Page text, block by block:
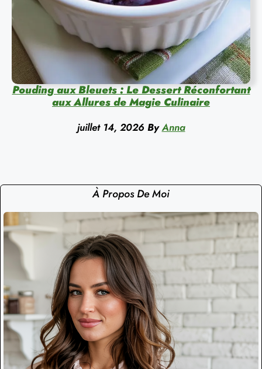
Pouding aux Bleuets : Le Dessert Réconfortant
aux Allures de Magie Culinaire
juillet 14, 2026 By Anna
À Propos De Moi